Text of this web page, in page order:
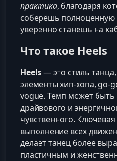
практика, благодаря
соберёшь полноценную
уверенно станешь на
Что такое Heels
Heels— это стиль
элементы хип‑хопа,
vogue. Темп может
драйвового и
чувственного.
выполнение всех
делает танец более
пластичным и